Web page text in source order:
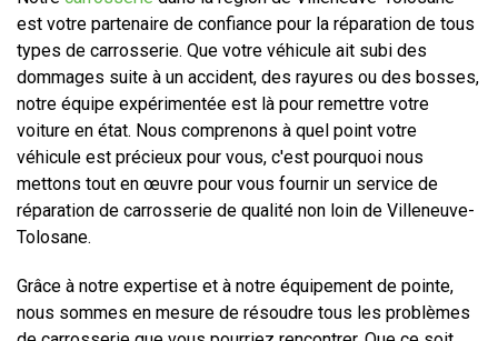
est votre partenaire de confiance pour la réparation de tous
types de carrosserie. Que votre véhicule ait subi des
dommages suite à un accident, des rayures ou des bosses,
notre équipe expérimentée est là pour remettre votre
voiture en état. Nous comprenons à quel point votre
véhicule est précieux pour vous, c'est pourquoi nous
mettons tout en œuvre pour vous fournir un service de
réparation de carrosserie de qualité non loin de Villeneuve-
Tolosane.
Grâce à notre expertise et à notre équipement de pointe,
nous sommes en mesure de résoudre tous les problèmes